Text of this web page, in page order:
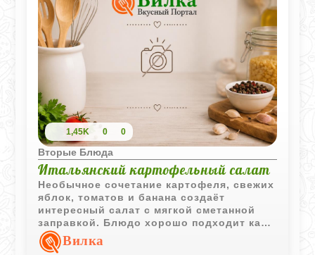
1,45K 0 0
Вторые Блюда
Итальянский картофельный салат
Необычное сочетание картофеля, свежих
яблок, томатов и банана создаёт
интересный салат с мягкой сметанной
заправкой. Блюдо хорошо подходит как
самостоятельная закуска или гарнир к
жареной птице.
Вилка